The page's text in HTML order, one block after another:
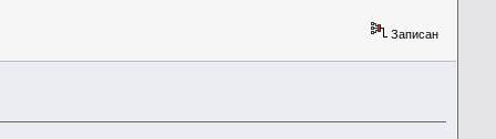
Записан